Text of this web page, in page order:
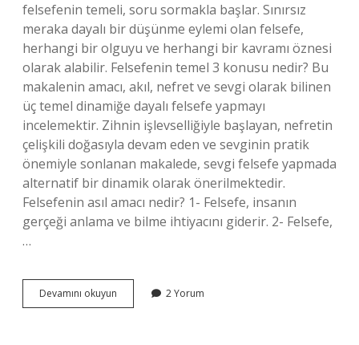
felsefenin temeli, soru sormakla başlar. Sınırsız
meraka dayalı bir düşünme eylemi olan felsefe,
herhangi bir olguyu ve herhangi bir kavramı öznesi
olarak alabilir. Felsefenin temel 3 konusu nedir? Bu
makalenin amacı, akıl, nefret ve sevgi olarak bilinen
üç temel dinamiğe dayalı felsefe yapmayı
incelemektir. Zihnin işlevselliğiyle başlayan, nefretin
çelişkili doğasıyla devam eden ve sevginin pratik
önemiyle sonlanan makalede, sevgi felsefe yapmada
alternatif bir dinamik olarak önerilmektedir.
Felsefenin asıl amacı nedir? 1- Felsefe, insanın
gerçeği anlama ve bilme ihtiyacını giderir. 2- Felsefe,
…
Devamını okuyun
Neyi
2 Yorum